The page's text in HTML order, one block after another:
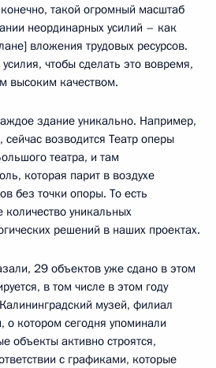
такой огромный масштаб
неординарных усилий – как
вложения трудовых ресурсов.
чтобы сделать это вовремя,
высоким качеством.
здание уникально. Например,
возводится Театр оперы
театра, и там
которая парит в воздухе
без точки опоры. То есть
количество уникальных
решений в наших проектах.
29 объектов уже сдано в этом
в том числе в этом году
музей, филиал
о котором сегодня упоминали
объекты активно строятся,
с графиками, которые